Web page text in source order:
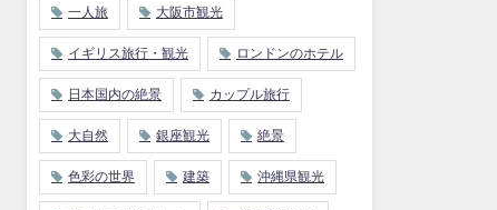
一人旅 大阪市観光
イギリス旅行・観光 ロンドンのホテル
日本国内の絶景 カップル旅行
大自然 銀座観光 絶景
色彩の世界 建築 沖縄県観光